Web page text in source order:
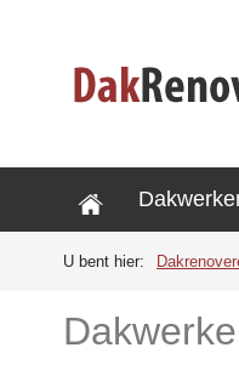
U bent hier: